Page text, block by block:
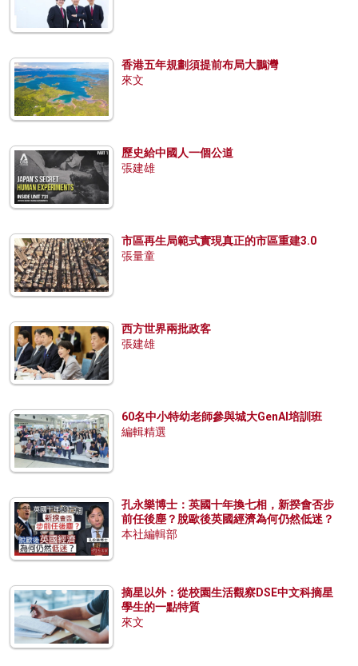
香港五年規劃須提前布局大鵬灣
來文
歷史給中國人一個公道
張建雄
市區再生局範式實現真正的市區重建3.0
張量童
西方世界兩批政客
張建雄
60名中小特幼老師參與城大GenAI培訓班
編輯精選
孔永樂博士：英國十年換七相，新揆會否步
前任後塵？脫歐後英國經濟為何仍然低迷？
本社編輯部
摘星以外：從校園生活觀察DSE中文科摘星
學生的一點特質
來文